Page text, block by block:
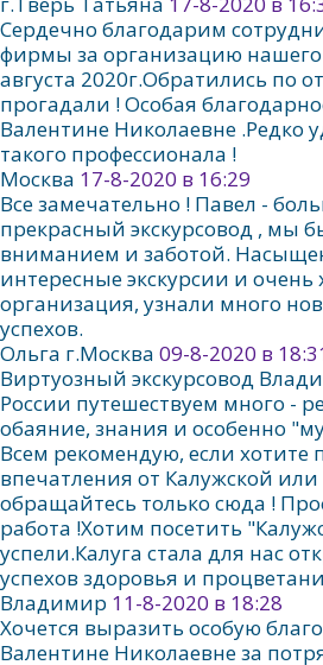
Сердечно благодарим
фирмы за организацию нашего
августа 2020г.Обратились по
прогадали ! Особая
Валентине Николаевне .Редко
такого профессионала !
Москва 17-8-2020 в 16:29
Все замечательно ! Павел -
прекрасный экскурсовод , мы
вниманием и заботой.
интересные экскурсии и
организация, узнали много
успехов.
Ольга г.Москва 09-8-2020 в
Виртуозный экскурсовод
России путешествуем много -
обаяние, знания и особенно
Всем рекомендую, если хотите
впечатления от Калужской или
обращайтесь только сюда !
работа !Хотим посетить
успели.Калуга стала для нас
успехов здоровья и
Владимир 11-8-2020 в 18:28
Хочется выразить особую
Валентине Николаевне за